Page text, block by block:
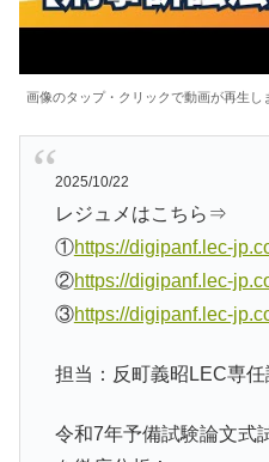
画像のタップ・クリックで動画が再生し
2025/10/22
レジュメはこちら⇒
①https://digipanf.lec-
②https://digipanf.lec-
③https://digipanf.lec-
担当：反町義昭LEC専任
令和7年予備試験論文式